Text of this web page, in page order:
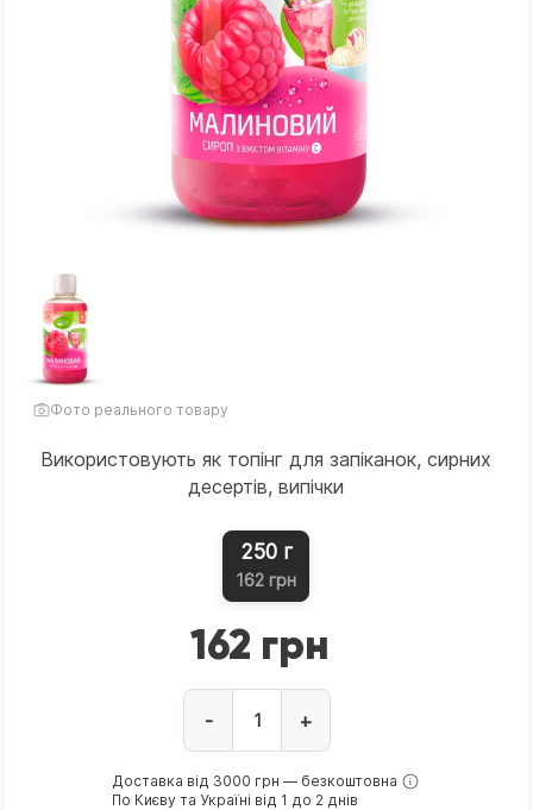
Фото реального товару
Використовують як топінг для запіканок, сирних
десертів, випічки
250 г
162 грн
162 грн
- +
Доставка від 3000 грн — безкоштовна
По Києву та Україні від 1 до 2 днів